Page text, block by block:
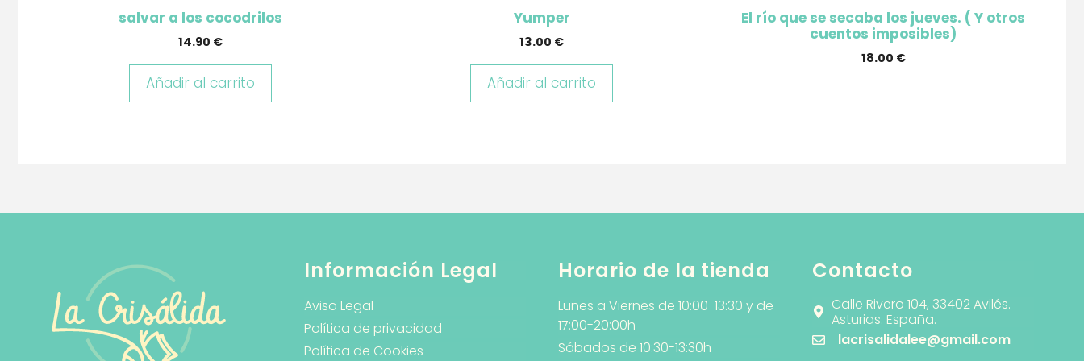
salvar a los cocodrilos
14.90 €
Añadir al carrito
Yumper
13.00 €
Añadir al carrito
El río que se secaba los jueves. ( Y otros
cuentos imposibles)
18.00 €
Información Legal
Aviso Legal
Política de privacidad
Política de Cookies
Horario de la tienda
Lunes a Viernes de 10:00-13:30 y de
17:00-20:00h
Sábados de 10:30-13:30h
Contacto
Calle Rivero 104, 33402 Avilés.
Asturias. España.
lacrisalidalee@gmail.com